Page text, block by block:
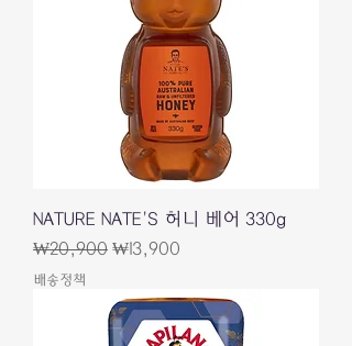
NATURE NATE'S 허니 베어 330g
一般價格
₩20,900 促銷價格
₩13,900
배송정책